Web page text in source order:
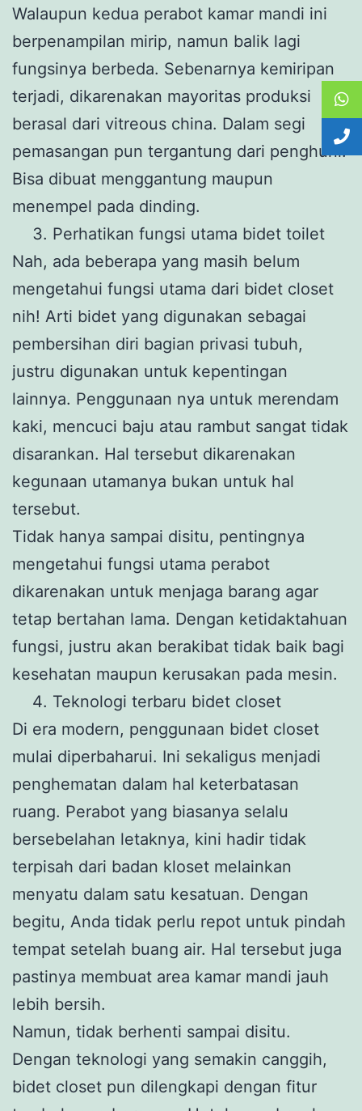
Walaupun kedua perabot kamar mandi ini
berpenampilan mirip, namun balik lagi
fungsinya berbeda. Sebenarnya kemiripan
terjadi, dikarenakan mayoritas produksi
berasal dari vitreous china. Dalam segi
pemasangan pun tergantung dari penghuni.
Bisa dibuat menggantung maupun
menempel pada dinding.
Perhatikan fungsi utama bidet toilet
Nah, ada beberapa yang masih belum
mengetahui fungsi utama dari bidet closet
nih! Arti bidet yang digunakan sebagai
pembersihan diri bagian privasi tubuh,
justru digunakan untuk kepentingan
lainnya. Penggunaan nya untuk merendam
kaki, mencuci baju atau rambut sangat tidak
disarankan. Hal tersebut dikarenakan
kegunaan utamanya bukan untuk hal
tersebut.
Tidak hanya sampai disitu, pentingnya
mengetahui fungsi utama perabot
dikarenakan untuk menjaga barang agar
tetap bertahan lama. Dengan ketidaktahuan
fungsi, justru akan berakibat tidak baik bagi
kesehatan maupun kerusakan pada mesin.
Teknologi terbaru bidet closet
Di era modern, penggunaan bidet closet
mulai diperbaharui. Ini sekaligus menjadi
penghematan dalam hal keterbatasan
ruang. Perabot yang biasanya selalu
bersebelahan letaknya, kini hadir tidak
terpisah dari badan kloset melainkan
menyatu dalam satu kesatuan. Dengan
begitu, Anda tidak perlu repot untuk pindah
tempat setelah buang air. Hal tersebut juga
pastinya membuat area kamar mandi jauh
lebih bersih.
Namun, tidak berhenti sampai disitu.
Dengan teknologi yang semakin canggih,
bidet closet pun dilengkapi dengan fitur